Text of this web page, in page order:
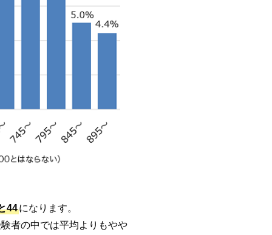
44になります。
者の中では平均よりもやや